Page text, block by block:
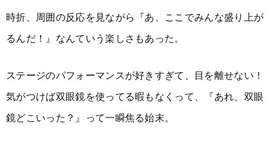
時折、周囲の反応を見ながら『あ、ここでみんな盛り上が
るんだ！』なんていう楽しさもあった。
ステージのパフォーマンスが好きすぎて、目を離せない！
気がつけば双眼鏡を使ってる暇もなくって、『あれ、双眼
鏡どこいった？』って一瞬焦る始末。